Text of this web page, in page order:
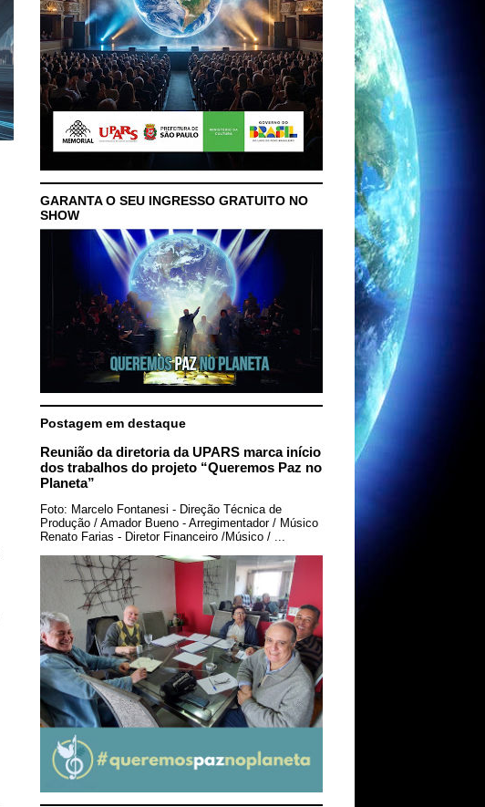
GARANTA O SEU INGRESSO GRATUITO NO
SHOW
Postagem em destaque
Reunião da diretoria da UPARS marca início
dos trabalhos do projeto “Queremos Paz no
Planeta”
Foto: Marcelo Fontanesi - Direção Técnica de
Produção / Amador Bueno - Arregimentador / Músico
Renato Farias - Diretor Financeiro /Músico / ...